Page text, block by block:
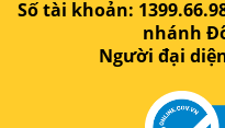
Số tài khoản:
nhánh
Người đại